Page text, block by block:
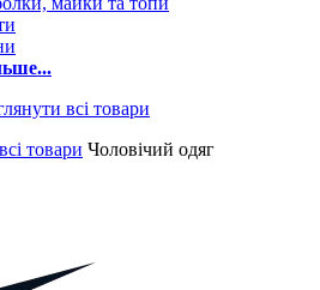
товари Чоловічий одяг